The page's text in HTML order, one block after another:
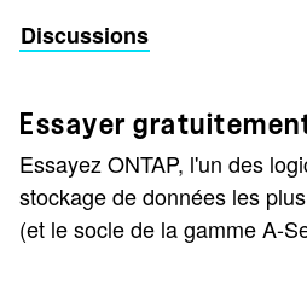
Discussions
Essayer
Essayez ONTAP, l'un des
stockage de données les
(et le socle de la gamme A-